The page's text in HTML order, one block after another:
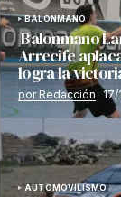
BALONMANO
Balonmano
Arrecife
logra la
por Redacción 17/
AUTOMOVILISMO